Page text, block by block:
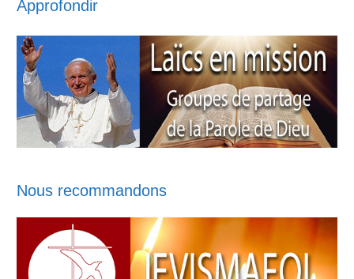
Approfondir
Nous recommandons